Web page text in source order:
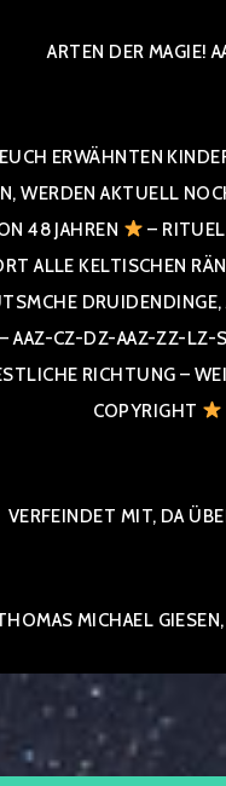
ARTEN DER MAGIE!
ERWÄHNTEN
WERDEN AKTUELL
48 JAHREN
–
KELTISCHEN
DRUIDENDINGE,
CZ-DZ-AAZ-ZZ-LZ-
RICHTUNG –
PYRIGHT
VERFEINDET MIT, DA
MICHAEL